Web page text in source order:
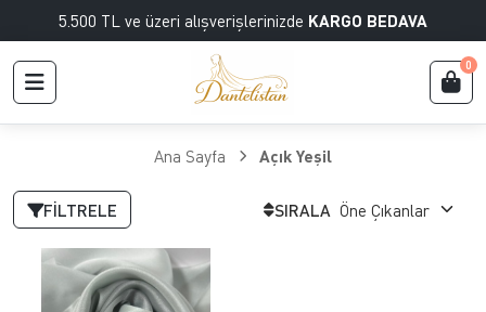
5.500 TL ve üzeri alışverişlerinizde KARGO BEDAVA
0
Ana Sayfa Açık Yeşil
FILTRELE SIRALA